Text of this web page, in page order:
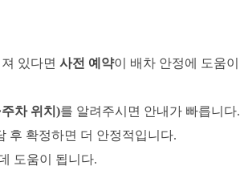
있다면 사전 예약이 배차 안정에 도움이
차 위치)를 알려주시면 안내가 빠릅니다.
후 확정하면 더 안정적입니다.
도움이 됩니다.